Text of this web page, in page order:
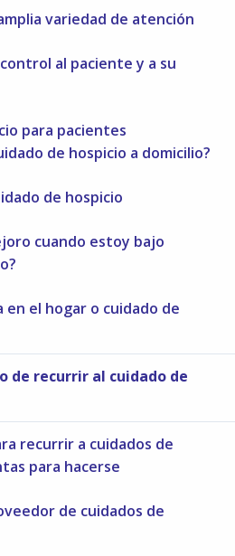
variedad de atención
al paciente y a su
para pacientes
de hospicio a domicilio?
de hospicio
cuando estoy bajo
en el hogar o cuidado de
de recurrir al cuidado de
recurrir a cuidados de
para hacerse
de cuidados de